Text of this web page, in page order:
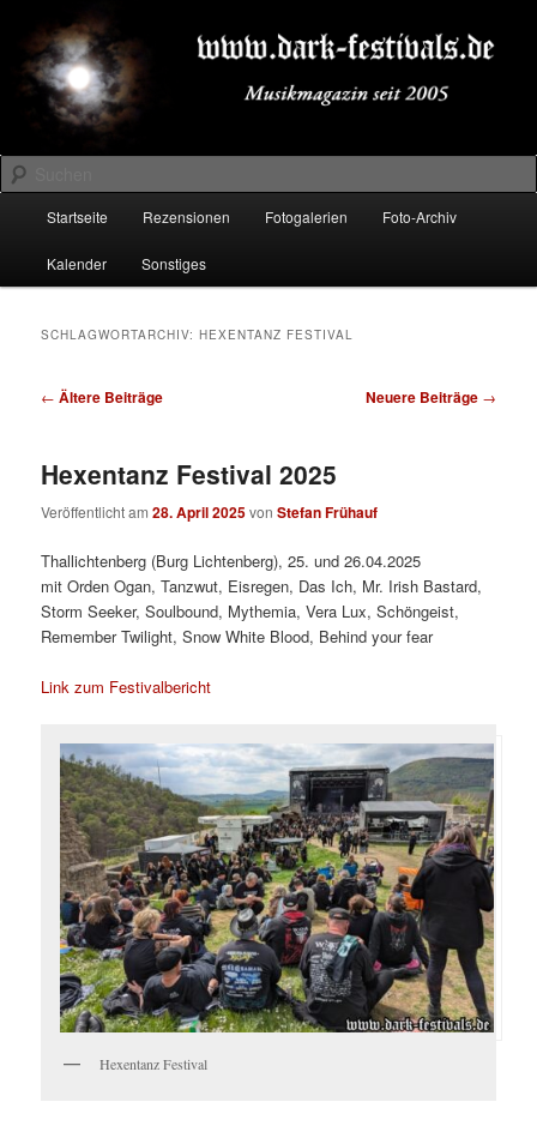
primären
Inhalt
springen
sekundären
Inhalt
springenDARK-FESTIVALS.DE
Suchen
Startseite Rezensionen Fotogalerien Foto-Archiv
Kalender Sonstiges
SCHLAGWORTARCHIV:HEXENTANZ FESTIVAL
Beitragsnavigation
← Ältere Beiträge Neuere Beiträge →
Hexentanz Festival 2025
Veröffentlicht am28. April 2025vonStefan Frühauf
Thallichtenberg (Burg Lichtenberg), 25. und 26.04.2025
mit Orden Ogan, Tanzwut, Eisregen, Das Ich, Mr. Irish Bastard,
Storm Seeker, Soulbound, Mythemia, Vera Lux, Schöngeist,
Remember Twilight, Snow White Blood, Behind your fear
Link zum Festivalbericht
Hexentanz Festival